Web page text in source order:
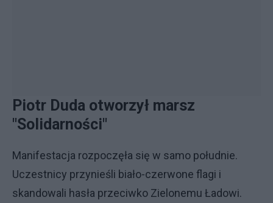
Piotr Duda otworzył marsz
"Solidarności"
Manifestacja rozpoczęła się w samo południe.
Uczestnicy przynieśli biało-czerwone flagi i
skandowali hasła przeciwko Zielonemu Ładowi.